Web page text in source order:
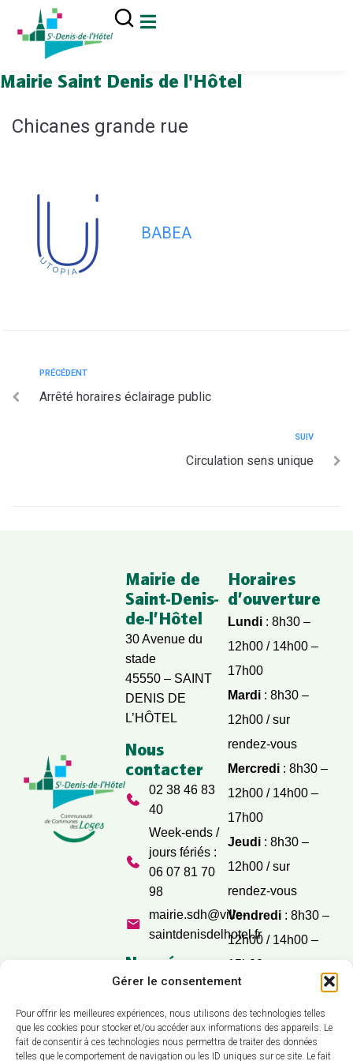
Gérer le consentement
Pour offrir les meilleures expériences, nous utilisons des technologies telles
que les cookies pour stocker et/ou accéder aux informations des appareils. Le
fait de consentir à ces technologies nous permettra de traiter des données
telles que le comportement de navigation ou les ID uniques sur ce site. Le fait
principal
Mairie Saint Denis de l'Hôtel
Chicanes grande rue
BABEA
PRÉCÉDENT
Arrêté horaires éclairage public
SUIV
Circulation sens unique
Mairie de
Saint-Denis-
de-l’Hôtel
30 Avenue du
stade
45550 – SAINT
DENIS DE
L’HÔTEL
Nous
contacter
02 38 46 83
40
Week-ends /
jours fériés :
06 07 81 70
98
mairie.sdh@ville-
saintdenisdelhotel.fr
Nos réseaux
sociaux
Horaires
d’ouverture
Lundi: 8h30 –
12h00 / 14h00 –
17h00
Mardi: 8h30 –
12h00 / sur
rendez-vous
Mercredi: 8h30 –
12h00 / 14h00 –
17h00
Jeudi: 8h30 –
12h00 / sur
rendez-vous
Vendredi: 8h30 –
12h00 / 14h00 –
15h00
Samedi
12h00